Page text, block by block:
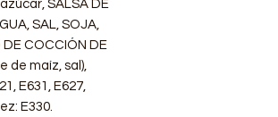
SALSA DE
SAL, SOJA,
DE COCCIÓN DE
de maíz, sal),
E631, E627,
E330.